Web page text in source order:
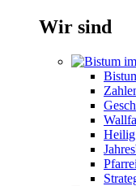
Wir sind